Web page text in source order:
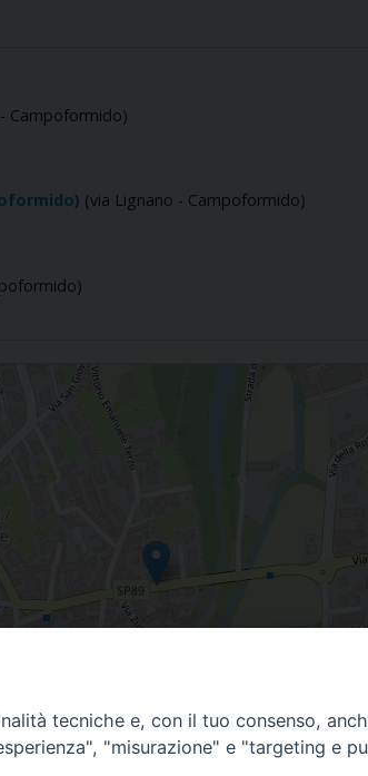
Campoformido)
(via Lignano - Campoformido)
tecniche e, con il tuo consenso,
"misurazione" e "targeting e